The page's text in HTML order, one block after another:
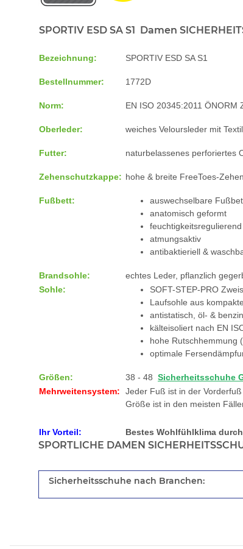
SPORTIV ESD SA S1 Damen
Bezeichnung: SPORTIV ESD SA S1
Bestellnummer: 1772D
Norm: EN ISO 20345:2011 ÖNORM
Oberleder: weiches Veloursleder mit
Futter: naturbelassenes perforiertes
Zehenschutzkappe: hohe & breite FreeToes-
Fußbett:
auswechselbare
anatomisch geformt
feuchtigkeitsregulierend
atmungsaktiv
antibaktieriell &
Brandsohle:
echtes Leder, pflanzlich
Sohle:
SOFT-STEP-PRO
Laufsohle aus
antistatisch, öl- &
kälteisoliert nach EN
hohe Rutschhemmung
optimale
Größen: 38 - 48 Sicherheitsschuhe
Mehrweitensystem:
Jeder Fuß ist in der
Größe ist in den meisten
Ihr Vorteil: Bestes Wohlfühlklima
SPORTLICHE DAMEN
Sicherheitsschuhe nach Branchen: